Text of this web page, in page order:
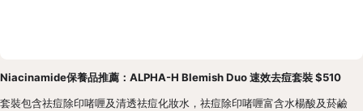
Niacinamide保養品推薦：ALPHA-H Blemish Duo 速效去痘套裝 $510
套裝包含祛痘除印啫喱及清透祛痘化妝水，祛痘除印啫喱富含水楊酸及菸鹼